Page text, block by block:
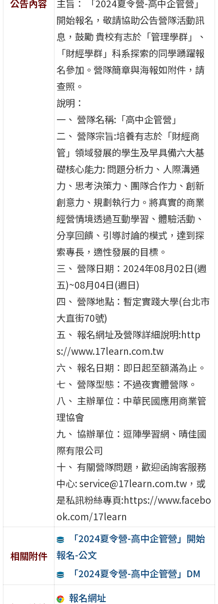
公告內容
主旨： 「2024夏令營-高中企管營」
開始報名，敬請協助公告營隊活動訊
息，鼓勵 貴校有志於「管理學群」、
「財經學群」科系探索的同學踴躍報
名參加。營隊簡章與海報如附件，請
查照。
說明：
一、 營隊名稱:「高中企管營」
二、 營隊宗旨:培養有志於「財經商
管」領域發展的學生及早具備六大基
礎核心能力: 問題分析力、人際溝通
力、思考決策力、團隊合作力、創新
創意力、規劃執行力。將真實的商業
經營情境透過互動學習、體驗活動、
分享回饋、引導討論的模式，達到探
索專長，適性發展的目標。
三、 營隊日期：2024年08月02日(週
五)~08月04日(週日)
四、 營隊地點：暫定實踐大學(台北市
大直街70號)
五、 報名網址及營隊詳細說明:http
s://www.17learn.com.tw
六、 報名日期：即日起至額滿為止。
七、 營隊型態：不過夜實體營隊。
八、 主辦單位：中華民國應用商業管
理協會
九、 協辦單位：逗陣學習網、晴佳國
際有限公司
十、 有關營隊問題，歡迎函詢客服務
中心: service@17learn.com.tw，或
是私訊粉絲專頁:https://www.facebo
ok.com/17learn
相關附件
「2024夏令營-高中企管營」開始
報名-公文
「2024夏令營-高中企管營」DM
報名網址